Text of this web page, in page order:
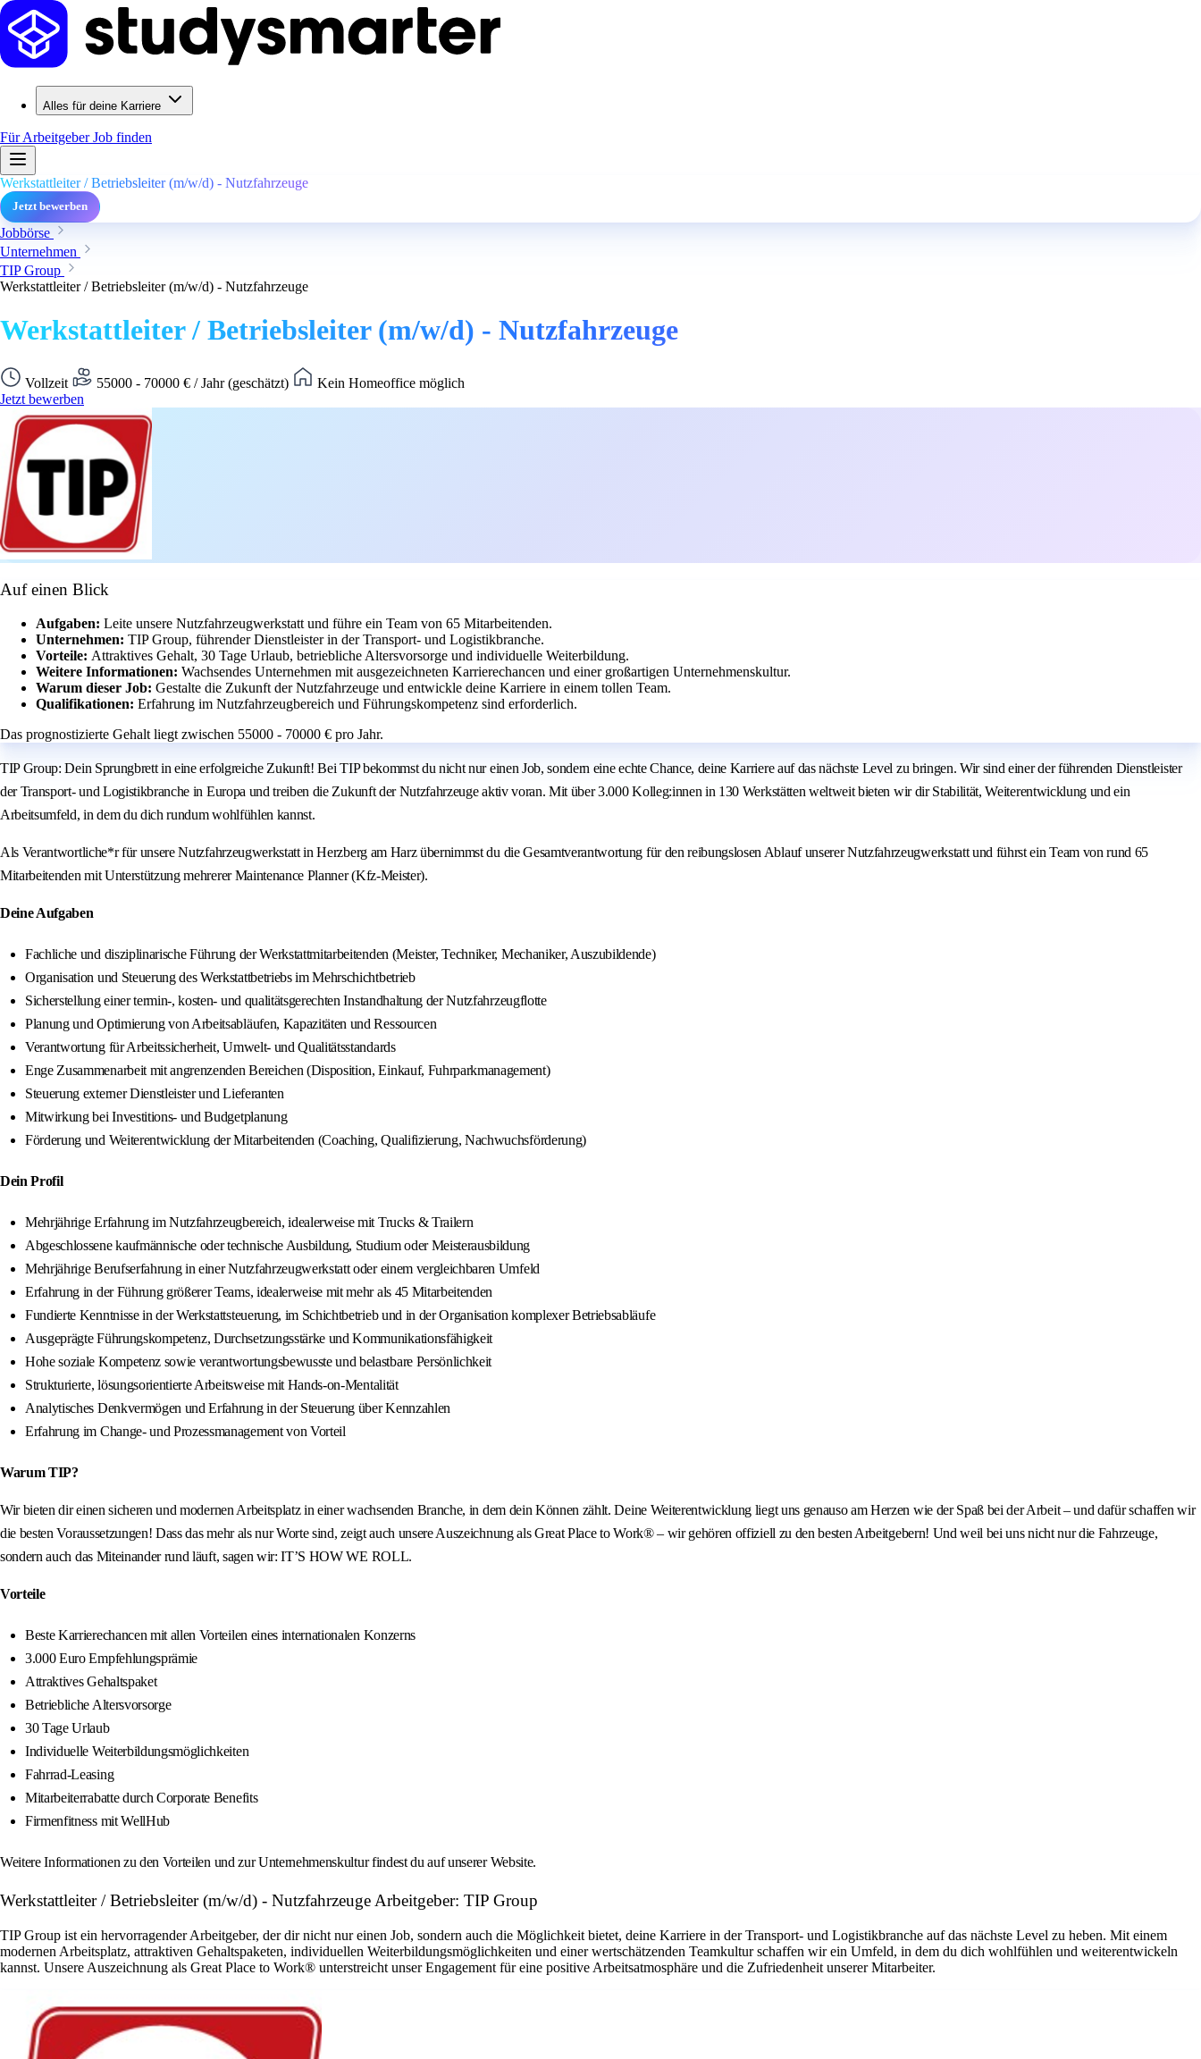
Alles für deine Karriere
Für ArbeitgeberJob finden
Werkstattleiter / Betriebsleiter (m/w/d) - Nutzfahrzeuge
Jetzt bewerben
Jobbörse
Unternehmen
TIP Group
Werkstattleiter / Betriebsleiter (m/w/d) - Nutzfahrzeuge
Werkstattleiter / Betriebsleiter (m/w/d) - Nutzfahrzeuge
Vollzeit 55000 - 70000 € / Jahr (geschätzt)
Kein Homeoffice möglich
Jetzt bewerben
Auf einen Blick
Aufgaben: Leite unsere Nutzfahrzeugwerkstatt und führe ein Team von 65 Mitarbeitenden.
Unternehmen: TIP Group, führender Dienstleister in der Transport- und Logistikbranche.
Vorteile: Attraktives Gehalt, 30 Tage Urlaub, betriebliche Altersvorsorge und individuelle Weiterbildung.
Weitere Informationen: Wachsendes Unternehmen mit ausgezeichneten Karrierechancen und einer großartigen Unternehmenskultur.
Warum dieser Job: Gestalte die Zukunft der Nutzfahrzeuge und entwickle deine Karriere in einem tollen Team.
Qualifikationen: Erfahrung im Nutzfahrzeugbereich und Führungskompetenz sind erforderlich.
Das prognostizierte Gehalt liegt zwischen 55000 - 70000 € pro Jahr.
TIP Group: Dein Sprungbrett in eine erfolgreiche Zukunft! Bei TIP bekommst du nicht nur einen Job, sondern eine echte Chance, deine Karriere auf das nächste Level zu bringen. Wir sind einer der führenden Dienstleister
der Transport- und Logistikbranche in Europa und treiben die Zukunft der Nutzfahrzeuge aktiv voran. Mit über 3.000 Kolleg:innen in 130 Werkstätten weltweit bieten wir dir Stabilität, Weiterentwicklung und ein
Arbeitsumfeld, in dem du dich rundum wohlfühlen kannst.
Als Verantwortliche*r für unsere Nutzfahrzeugwerkstatt in Herzberg am Harz übernimmst du die Gesamtverantwortung für den reibungslosen Ablauf unserer Nutzfahrzeugwerkstatt und führst ein Team von rund 65
Mitarbeitenden mit Unterstützung mehrerer Maintenance Planner (Kfz-Meister).
Deine Aufgaben
Fachliche und disziplinarische Führung der Werkstattmitarbeitenden (Meister, Techniker, Mechaniker, Auszubildende)
Organisation und Steuerung des Werkstattbetriebs im Mehrschichtbetrieb
Sicherstellung einer termin-, kosten- und qualitätsgerechten Instandhaltung der Nutzfahrzeugflotte
Planung und Optimierung von Arbeitsabläufen, Kapazitäten und Ressourcen
Verantwortung für Arbeitssicherheit, Umwelt- und Qualitätsstandards
Enge Zusammenarbeit mit angrenzenden Bereichen (Disposition, Einkauf, Fuhrparkmanagement)
Steuerung externer Dienstleister und Lieferanten
Mitwirkung bei Investitions- und Budgetplanung
Förderung und Weiterentwicklung der Mitarbeitenden (Coaching, Qualifizierung, Nachwuchsförderung)
Dein Profil
Mehrjährige Erfahrung im Nutzfahrzeugbereich, idealerweise mit Trucks & Trailern
Abgeschlossene kaufmännische oder technische Ausbildung, Studium oder Meisterausbildung
Mehrjährige Berufserfahrung in einer Nutzfahrzeugwerkstatt oder einem vergleichbaren Umfeld
Erfahrung in der Führung größerer Teams, idealerweise mit mehr als 45 Mitarbeitenden
Fundierte Kenntnisse in der Werkstattsteuerung, im Schichtbetrieb und in der Organisation komplexer Betriebsabläufe
Ausgeprägte Führungskompetenz, Durchsetzungsstärke und Kommunikationsfähigkeit
Hohe soziale Kompetenz sowie verantwortungsbewusste und belastbare Persönlichkeit
Strukturierte, lösungsorientierte Arbeitsweise mit Hands-on-Mentalität
Analytisches Denkvermögen und Erfahrung in der Steuerung über Kennzahlen
Erfahrung im Change- und Prozessmanagement von Vorteil
Warum TIP?
Wir bieten dir einen sicheren und modernen Arbeitsplatz in einer wachsenden Branche, in dem dein Können zählt. Deine Weiterentwicklung liegt uns genauso am Herzen wie der Spaß bei der Arbeit – und dafür schaffen wir
die besten Voraussetzungen! Dass das mehr als nur Worte sind, zeigt auch unsere Auszeichnung als Great Place to Work® – wir gehören offiziell zu den besten Arbeitgebern! Und weil bei uns nicht nur die Fahrzeuge,
sondern auch das Miteinander rund läuft, sagen wir: IT’S HOW WE ROLL.
Vorteile
Beste Karrierechancen mit allen Vorteilen eines internationalen Konzerns
3.000 Euro Empfehlungsprämie
Attraktives Gehaltspaket
Betriebliche Altersvorsorge
30 Tage Urlaub
Individuelle Weiterbildungsmöglichkeiten
Fahrrad-Leasing
Mitarbeiterrabatte durch Corporate Benefits
Firmenfitness mit WellHub
Weitere Informationen zu den Vorteilen und zur Unternehmenskultur findest du auf unserer Website.
Werkstattleiter / Betriebsleiter (m/w/d) - Nutzfahrzeuge Arbeitgeber: TIP Group
TIP Group ist ein hervorragender Arbeitgeber, der dir nicht nur einen Job, sondern auch die Möglichkeit bietet, deine Karriere in der Transport- und Logistikbranche auf das nächste Level zu heben. Mit einem
modernen Arbeitsplatz, attraktiven Gehaltspaketen, individuellen Weiterbildungsmöglichkeiten und einer wertschätzenden Teamkultur schaffen wir ein Umfeld, in dem du dich wohlfühlen und weiterentwickeln
kannst. Unsere Auszeichnung als Great Place to Work® unterstreicht unser Engagement für eine positive Arbeitsatmosphäre und die Zufriedenheit unserer Mitarbeiter.